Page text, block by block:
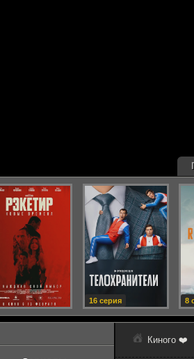
Киного ❤️
16 серия 8